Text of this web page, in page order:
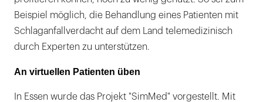
Beispiel möglich, die Behandlung eines Patienten mit
Schlaganfallverdacht auf dem Land telemedizinisch
durch Experten zu unterstützen.
An virtuellen Patienten üben
In Essen wurde das Projekt "SimMed" vorgestellt. Mit